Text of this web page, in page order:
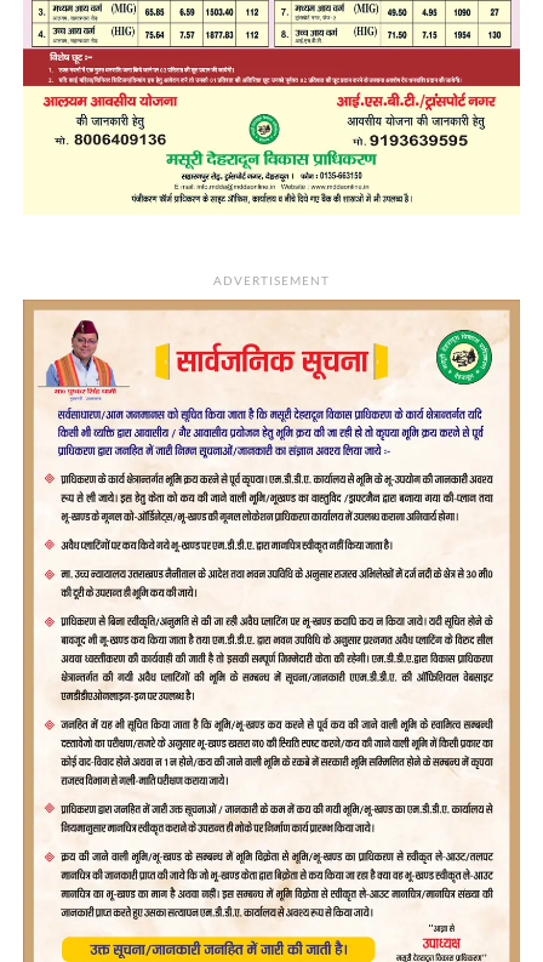
ADVERTISEMENT